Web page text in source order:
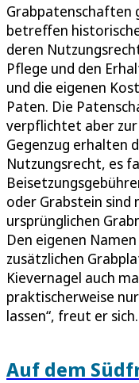
Grabpatenschaften
betreffen
deren
Pflege und den
und die eigenen
Paten. Die
verpflichtet aber
Gegenzug erhalten
Nutzungsrecht, es
oder Grabstein sind
ursprünglichen
Den eigenen
zusätzlichen
Kievernagel auch
praktischerweise
lassen“, freut er sich.
Auf dem